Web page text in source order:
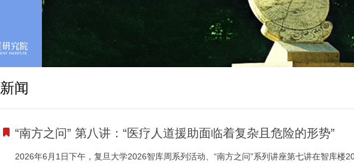
新闻
“南方之问” 第八讲：“医疗人道援助面临着复杂且危险的形势”
2026年6月1日下午，复旦大学2026智库周系列活动、“南方之问”系列讲座第七讲在智库楼